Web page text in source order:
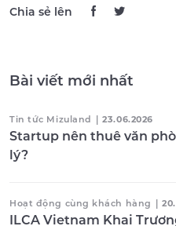
Chia sẻ lên
Bài viết mới nhất
Tin tức Mizuland 23.06.2026
Startup nên thuê văn
lý?
Hoạt động cùng khách hàng
ILCA Vietnam Khai